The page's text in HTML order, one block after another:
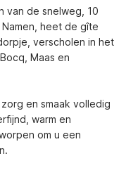
van de snelweg, 10
heet de gîte
verscholen in het
Maas en
en smaak volledig
warm en
om u een